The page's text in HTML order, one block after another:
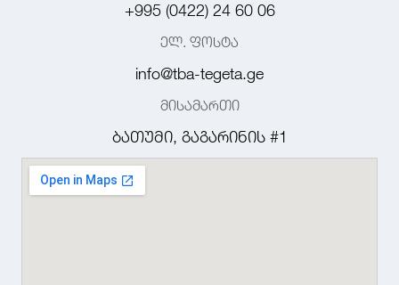
+995 (0422) 24 60 06
ელ. ფოსტა
info@tba-tegeta.ge
მისამართი
ბათუმი, გაგარინის #1